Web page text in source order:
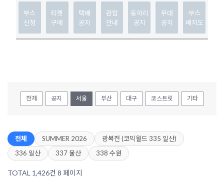
부스
신청
티켓
구매
택배
공지
관람
안내
동아리
공지
무대
공지
부스
배치도
전체 공지 서울 부산 대구 코스트릿 기타
전체 SUMMER 2026
광복전 (코믹월드 335 일산)
336 일산
337 울산 338 수원
TOTAL 1,426건 8 페이지